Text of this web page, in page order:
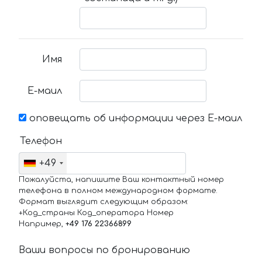
Имя
Е-маил
оповещать об информации через Е-маил
Телефон
+49
Пожалуйста, напишите Ваш контактный номер
телефона в полном международном формате.
Формат выглядит следующим образом:
+Код_страны Код_оператора Номер
Например, +49 176 22366899
Ваши вопросы по бронированию